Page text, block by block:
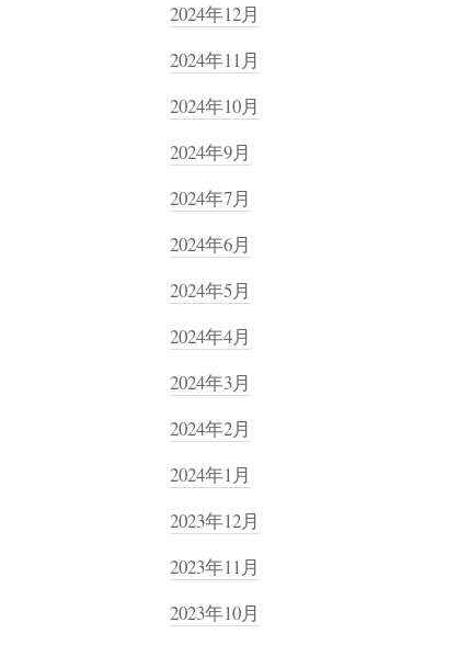
2024年12月
2024年11月
2024年10月
2024年9月
2024年7月
2024年6月
2024年5月
2024年4月
2024年3月
2024年2月
2024年1月
2023年12月
2023年11月
2023年10月